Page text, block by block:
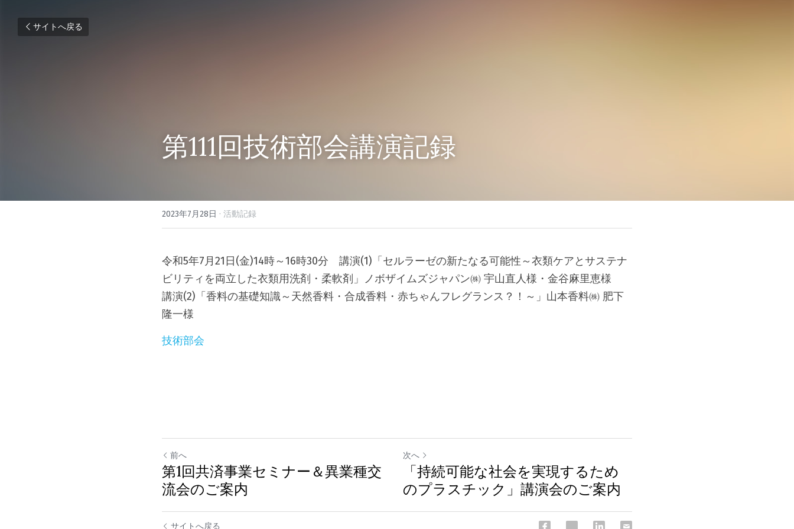
サイトへ戻る
第111回技術部会講演記録
2023年7月28日 · 活動記録
令和5年7月21日(金)14時～16時30分　講演(1)「セルラーゼの新たなる可能性～衣類ケアとサステナ
ビリティを両立した衣類用洗剤・柔軟剤」ノボザイムズジャパン㈱ 宇山直人様・金谷麻里恵様
講演(2)「香料の基礎知識～天然香料・合成香料・赤ちゃんフレグランス？！～」山本香料㈱ 肥下
隆一様
技術部会
前へ
第1回共済事業セミナー＆異業種交
流会のご案内
次へ
「持続可能な社会を実現するため
のプラスチック」講演会のご案内
サイトへ戻る